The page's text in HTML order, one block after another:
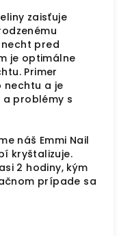
zaisťuje
pred
je optimálne
Primer
nechtu a je
problémy s
náš Emmi Nail
kryštalizuje.
2 hodiny, kým
prípade sa